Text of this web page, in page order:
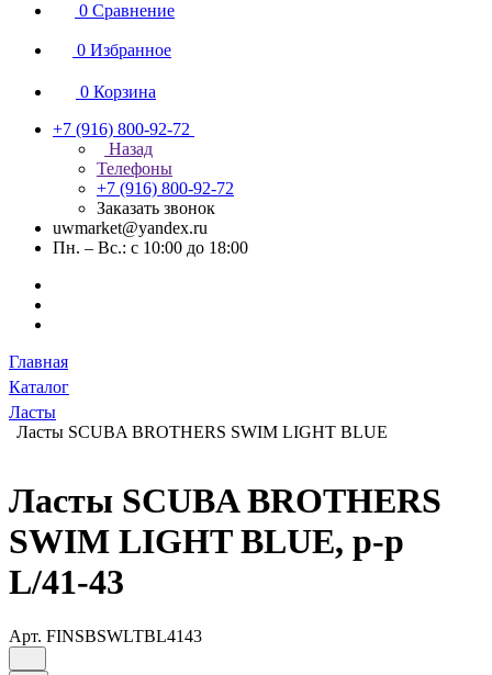
0 Сравнение
0 Избранное
0 Корзина
+7 (916) 800-92-72
Назад
Телефоны
+7 (916) 800-92-72
Заказать звонок
uwmarket@yandex.ru
Пн. – Вс.: с 10:00 до 18:00
Главная
Каталог
Ласты
Ласты SCUBA BROTHERS SWIM LIGHT BLUE
Ласты SCUBA BROTHERS
SWIM LIGHT BLUE, р-р
L/41-43
Арт. FINSBSWLTBL4143